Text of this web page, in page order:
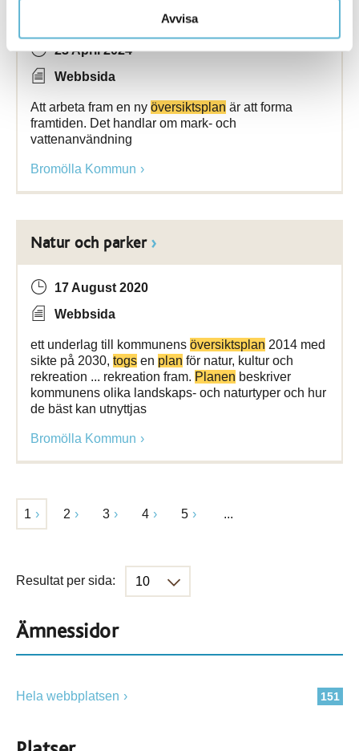
Avvisa
23 April 2024
Webbsida
Att arbeta fram en ny översiktsplan är att forma
framtiden. Det handlar om mark- och
vattenanvändning
Bromölla Kommun
Natur och parker
17 August 2020
Webbsida
ett underlag till kommunens översiktsplan 2014 med
sikte på 2030, togs en plan för natur, kultur och
rekreation ... rekreation fram. Planen beskriver
kommunens olika landskaps- och naturtyper och hur
de bäst kan utnyttjas
Bromölla Kommun
1 2 3 4 5 ...
Resultat per sida:
Ämnessidor
151
Hela webbplatsen